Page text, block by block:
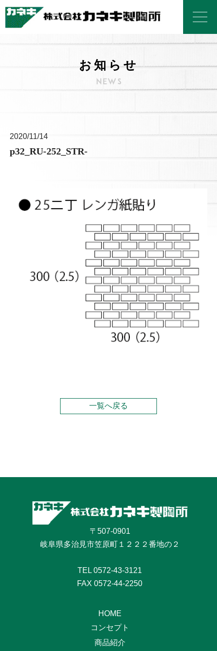
お知らせ
2020/11/14
p32_RU-252_STR-
一覧へ戻る
〒507-0901
岐阜県多治見市笠原町１２２２番地の２
TEL 0572-43-3121
FAX 0572-44-2250
HOME
コンセプト
商品紹介